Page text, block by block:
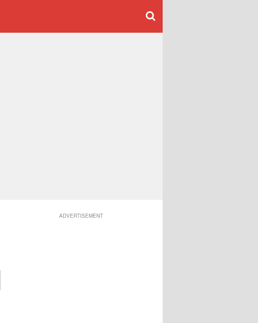
ADVERTISEMENT